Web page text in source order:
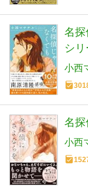
名探
シ
小西
名探
小西